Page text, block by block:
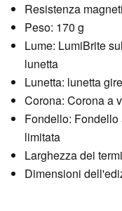
Resistenza
Peso: 170 g
Lume: LumiBrite
lunetta
Lunetta: lunetta
Corona: Corona a
Fondello:
limitata
Larghezza dei
Dimensioni